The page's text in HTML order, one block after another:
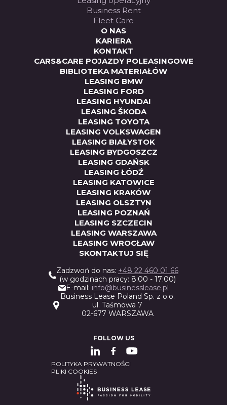
Business Rent
Fleet Care
O NAS
KARIERA
KONTAKT
CARS&CARE POJAZDY POLEASINGOWE
BIBLIOTEKA MATERIAŁÓW
LEASING BMW
LEASING FORD
LEASING HYUNDAI
LEASING ŠKODA
LEASING TOYOTA
LEASING VOLKSWAGEN
LEASING BIAŁYSTOK
LEASING BYDGOSZCZ
LEASING GDAŃSK
LEASING ŁÓDŹ
LEASING KATOWICE
LEASING KRAKÓW
LEASING OLSZTYN
LEASING POZNAŃ
LEASING SZCZECIN
LEASING WARSZAWA
LEASING WROCŁAW
SKONTAKTUJ SIĘ
Zadzwoń do nas: +48 22 460 01 66
(w godzinach pracy: 8:00 - 17:00)
E-mail: info@businesslease.pl
Business Lease Poland Sp. z o.o.
ul. Taśmowa 7
02-677 WARSZAWA
FOLLOW US
POLITYKA PRYWATNOŚCI
PLIKI COOKIES